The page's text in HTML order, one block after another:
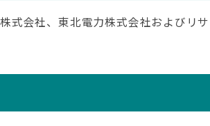
式会社、東北電力株式会社およびリ